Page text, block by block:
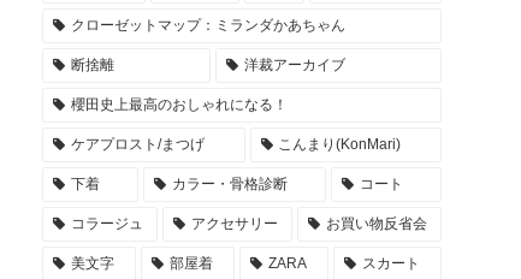
クローゼットマップ：ミランダかあちゃん
断捨離 洋裁アーカイブ
櫻田史上最高のおしゃれになる！
ケアプロスト/まつげ こんまり(KonMari)
下着 カラー・骨格診断 コート
コラージュ アクセサリー お買い物反省会
美文字 部屋着 ZARA スカート